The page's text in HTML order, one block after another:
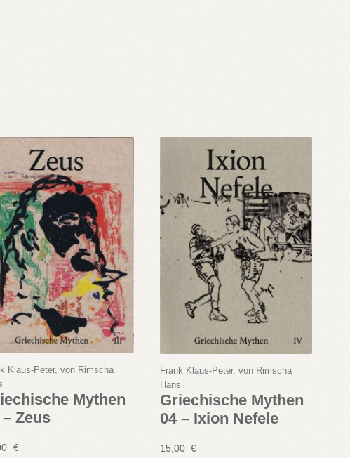
Klaus-Peter, von Rimscha
Mythen
– Zeus
€
Frank Klaus-Peter, von Rimscha
Hans
Griechische Mythen
04 – Ixion Nefele
15,00 €